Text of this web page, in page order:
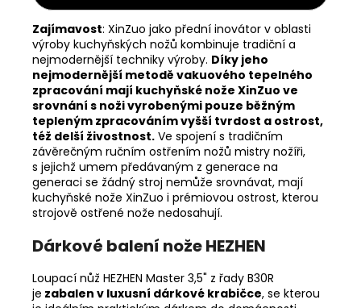
Zajímavost: XinZuo jako přední inovátor v oblasti
výroby kuchyňských nožů kombinuje tradiční a
nejmodernější techniky výroby. Díky jeho
nejmodernější metodě vakuového tepelného
zpracování mají kuchyňské nože XinZuo ve
srovnání s noži vyrobenými pouze běžným
tepleným zpracováním vyšší tvrdost a ostrost,
též delší živostnost. Ve spojení s tradičním
závěrečným ručním ostřením nožů mistry nožíři,
s jejichž umem předávaným z generace na
generaci se žádný stroj nemůže srovnávat, mají
kuchyňské nože XinZuo i prémiovou ostrost, kterou
strojově ostřené nože nedosahují.
Dárkové balení nože HEZHEN
Loupací nůž HEZHEN Master 3,5" z řady B30R
je zabalen v luxusní dárkové krabičce, se kterou